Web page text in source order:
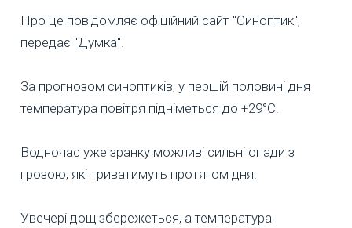
Про це повідомляє офіційний сайт "Синоптик",
передає "Думка".
За прогнозом синоптиків, у першій половині дня
температура повітря підніметься до +29°C.
Водночас уже зранку можливі сильні опади з
грозою, які триватимуть протягом дня.
Увечері дощ збережеться, а температура